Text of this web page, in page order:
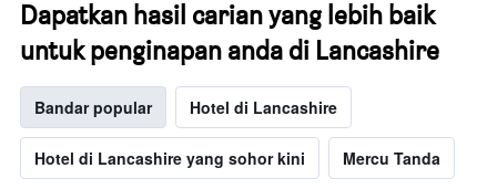
Dapatkan hasil carian yang lebih baik
untuk penginapan anda di Lancashire
Bandar popular Hotel di Lancashire
Hotel di Lancashire yang sohor kini Mercu Tanda